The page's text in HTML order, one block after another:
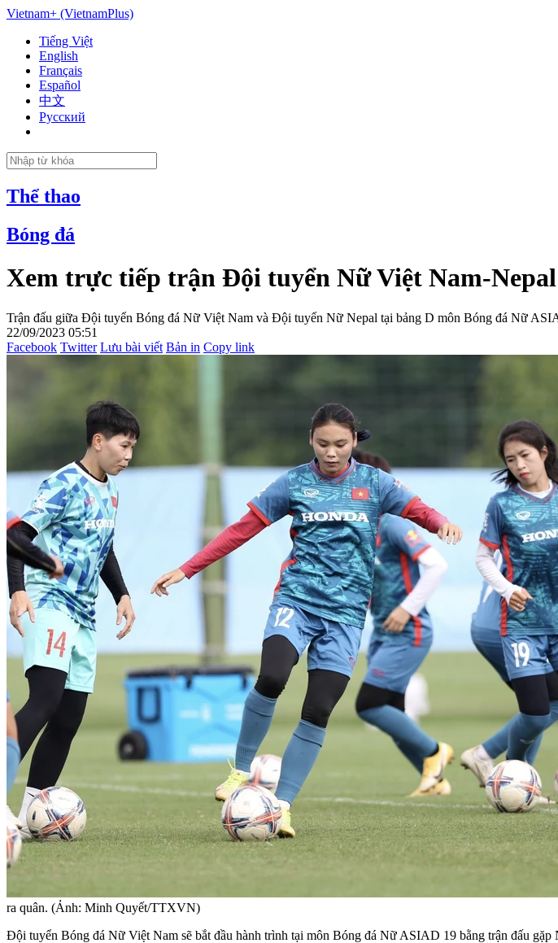
Vietnam+ (VietnamPlus)
Tiếng Việt
English
Français
Español
中文
Русский
Thể thao
Bóng đá
Xem trực tiếp trận Đội tuyển Nữ Việt Nam-
Trận đấu giữa Đội tuyển Bóng đá Nữ Việt Nam và Đội tuyển Nữ Nepal tại bảng D môn Bóng đá Nữ
22/09/2023 05:51
Facebook Twitter Lưu bài viết Bản in Copy link
ra quân. (Ảnh: Minh Quyết/TTXVN)
Đội tuyển Bóng đá Nữ Việt Nam sẽ bắt đầu hành trình tại môn Bóng đá Nữ ASIAD 19 bằng trận đấu